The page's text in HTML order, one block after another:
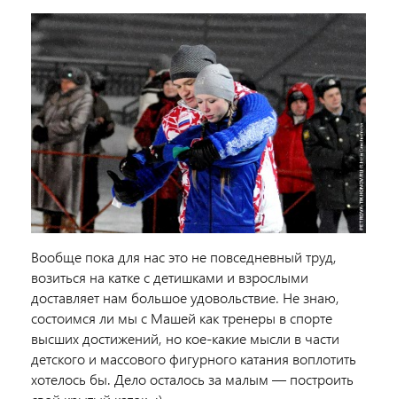
Вообще пока для нас это не повседневный труд,
возиться на катке с детишками и взрослыми
доставляет нам большое удовольствие. Не знаю,
состоимся ли мы с Машей как тренеры в спорте
высших достижений, но кое-какие мысли в части
детского и массового фигурного катания воплотить
хотелось бы. Дело осталось за малым — построить